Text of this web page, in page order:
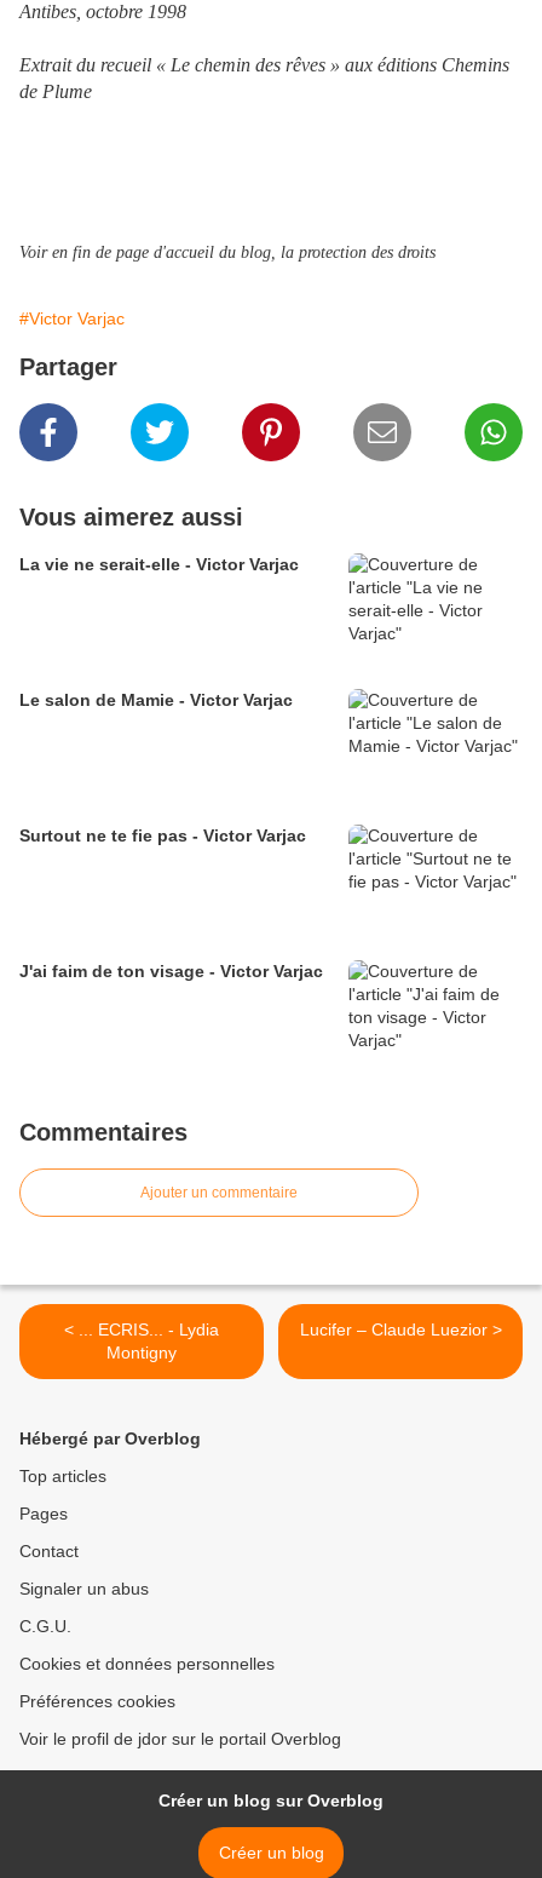
Antibes, octobre 1998
Extrait du recueil « Le chemin des rêves » aux éditions Chemins
de Plume
Voir en fin de page d'accueil du blog, la protection des droits
#Victor Varjac
Partager
Vous aimerez aussi
La vie ne serait-elle - Victor Varjac
Le salon de Mamie - Victor Varjac
Surtout ne te fie pas - Victor Varjac
J'ai faim de ton visage - Victor Varjac
Commentaires
Ajouter un commentaire
< ... ECRIS... - Lydia
Montigny
Lucifer – Claude Luezior >
Hébergé par Overblog
Top articles
Pages
Contact
Signaler un abus
C.G.U.
Cookies et données personnelles
Préférences cookies
Voir le profil de jdor sur le portail Overblog
Créer un blog sur Overblog
Créer un blog